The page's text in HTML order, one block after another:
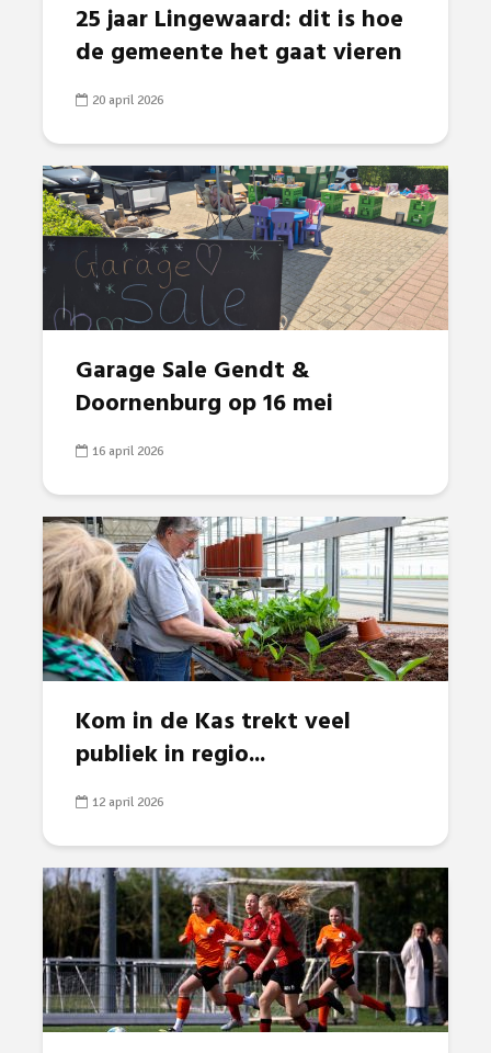
25 jaar Lingewaard: dit is hoe
de gemeente het gaat vieren
20 april 2026
Garage Sale Gendt &
Doornenburg op 16 mei
16 april 2026
Kom in de Kas trekt veel
publiek in regio...
12 april 2026